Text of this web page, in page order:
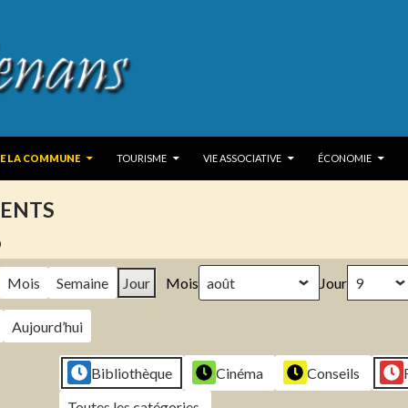
LA COMMUNE
TOURISME VIE ASSOCIATIVE ÉCONOMIE
Mois Semaine Jour Mois Jour
Aujourd’hui
Bibliothèque Cinéma Conseils